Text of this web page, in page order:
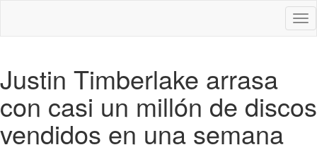
Justin Timberlake arrasa
con casi un millón de discos
vendidos en una semana